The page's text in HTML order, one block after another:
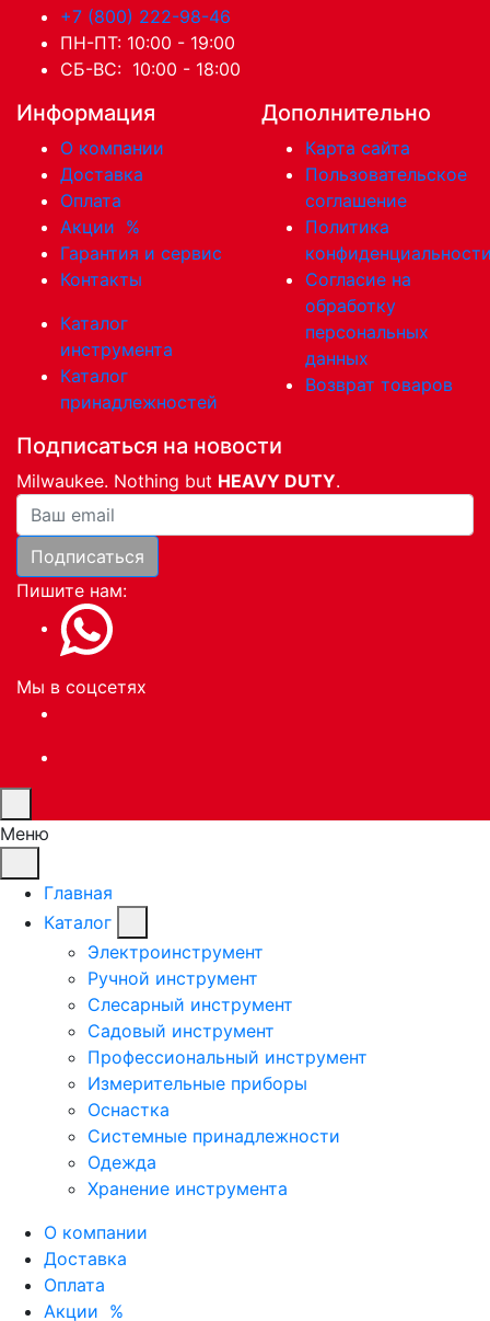
+7 (800) 222-98-46
ПН-ПТ: 10:00 - 19:00
СБ-ВС: 10:00 - 18:00
Информация
О компании
Доставка
Оплата
Акции %
Гарантия и сервис
Контакты
Каталог
инструмента
Каталог
принадлежностей
Дополнительно
Карта сайта
Пользовательское
соглашение
Политика
Согласие на
обработку
персональных
данных
Возврат товаров
Подписаться на новости
Milwaukee. Nothing but HEAVY DUTY.
Ваша почта
Подписаться
Пишите нам:
Мы в соцсетях
Меню
Главная
Каталог
Электроинструмент
Ручной инструмент
Слесарный инструмент
Садовый инструмент
Профессиональный инструмент
Измерительные приборы
Оснастка
Системные принадлежности
Одежда
Хранение инструмента
О компании
Доставка
Оплата
Акции %